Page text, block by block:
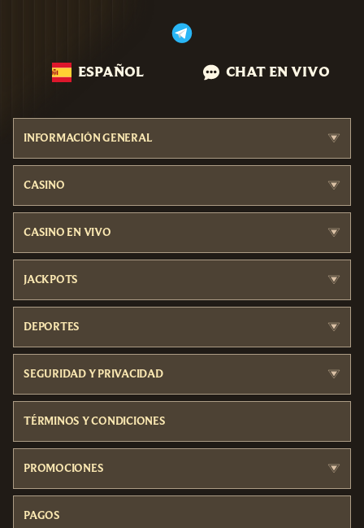
ESPAÑOL CHAT EN VIVO
INFORMACIÓN GENERAL
CASINO
CASINO EN VIVO
JACKPOTS
DEPORTES
SEGURIDAD Y PRIVACIDAD
TÉRMINOS Y CONDICIONES
PROMOCIONES
PAGOS